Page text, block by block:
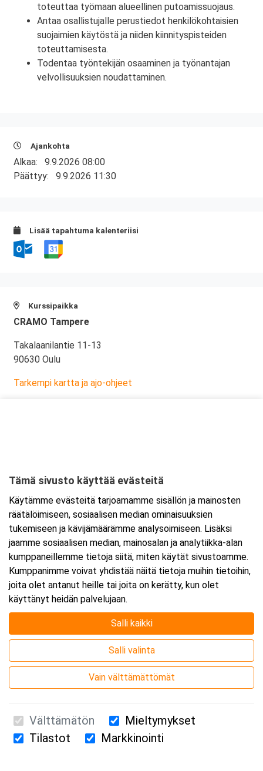
toteuttaa työmaan alueellinen putoamissuojaus.
Antaa osallistujalle perustiedot henkilökohtaisien
suojaimien käytöstä ja niiden kiinnityspisteiden
toteuttamisesta.
Todentaa työntekijän osaaminen ja työnantajan
velvollisuuksien noudattaminen.
Ajankohta
Alkaa: 9.9.2026 08:00
Päättyy: 9.9.2026 11:30
Lisää tapahtuma kalenteriisi
Kurssipaikka
CRAMO Tampere
Takalaanilantie 11-13
90630 Oulu
Tarkempi kartta ja ajo-ohjeet
Järjestäjä
Suomen Ensiapukoulutus Oy / Valimotie 21 / 00380 Helsinki
Tämä sivusto käyttää evästeitä
Käytämme evästeitä tarjoamamme sisällön ja mainosten
räätälöimiseen, sosiaalisen median ominaisuuksien
tukemiseen ja kävijämäärämme analysoimiseen. Lisäksi
jaamme sosiaalisen median, mainosalan ja analytiikka-alan
kumppaneillemme tietoja siitä, miten käytät sivustoamme.
Kumppanimme voivat yhdistää näitä tietoja muihin tietoihin,
joita olet antanut heille tai joita on kerätty, kun olet
käyttänyt heidän palvelujaan.
Salli kaikki
Salli valinta
Vain välttämättömät
Välttämätön
Mieltymykset
Tilastot
Markkinointi